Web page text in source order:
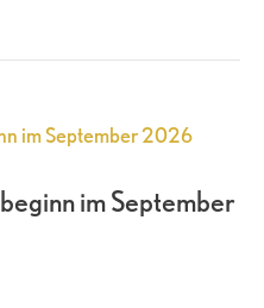
im September